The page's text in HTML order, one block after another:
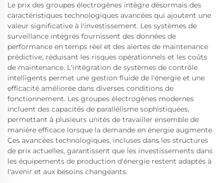
Le prix des groupes électrogènes intègre désormais des
caractéristiques technologiques avancées qui ajoutent une
valeur significative à l'investissement. Les systèmes de
surveillance intégrés fournissent des données de
performance en temps réel et des alertes de maintenance
prédictive, réduisant les risques opérationnels et les coûts
de maintenance. L'intégration de systèmes de contrôle
intelligents permet une gestion fluide de l'énergie et une
efficacité améliorée dans diverses conditions de
fonctionnement. Les groupes électrogènes modernes
incluent des capacités de parallélisme sophistiquées,
permettant à plusieurs unités de travailler ensemble de
manière efficace lorsque la demande en énergie augmente.
Ces avancées technologiques, incluses dans les structures
de prix actuelles, garantissent que les investissements dans
les équipements de production d'énergie restent adaptés à
l'avenir et aux besoins changeants.